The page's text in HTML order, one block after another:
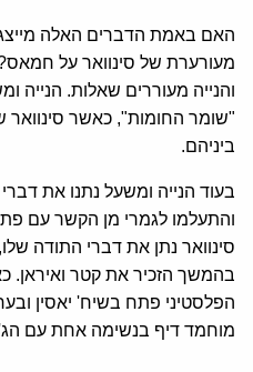
האם באמת הדברים האלה
מעורערת של סינוואר על
והנייה מעוררים שאלות. הנייה
"שומר החומות", כאשר
ביניהם.
בעוד הנייה ומשעל נתנו את
והתעלמו לגמרי מן הקשר עם
סינוואר נתן את דברי התודה
בהמשך הזכיר את קטר
הפלסטיני פתח בשיח' יאסין
מוחמד דיף בנשימה אחת עם